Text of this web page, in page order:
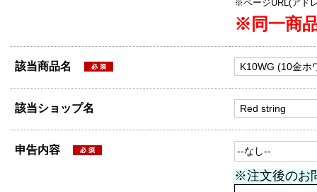
※ページURL(アド
※同一商
該当商品名
該当ショップ名
申告内容
※注文後のお